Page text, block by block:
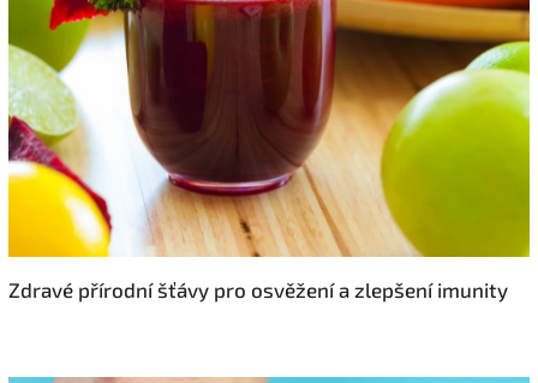
Zdravé přírodní šťávy pro osvěžení a zlepšení imunity